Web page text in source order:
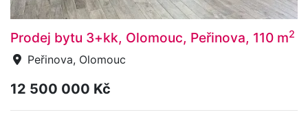
Prodej bytu 3+kk, Olomouc, Peřinova, 110 m2
Peřinova, Olomouc
12 500 000 Kč